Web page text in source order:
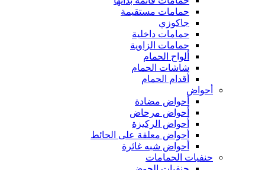
حمامات مستقيمة
جاكوزي
حمامات داخلية
حمامات الزاوية
ألواح الحمام
شاشات الحمام
أقدام الحمام
أحواض
أحواض مضادة
أحواض مرحاض
أحواض الركيزة
أحواض معلقة على الحائط
أحواض شبه غائرة
حنفيات الحمامات